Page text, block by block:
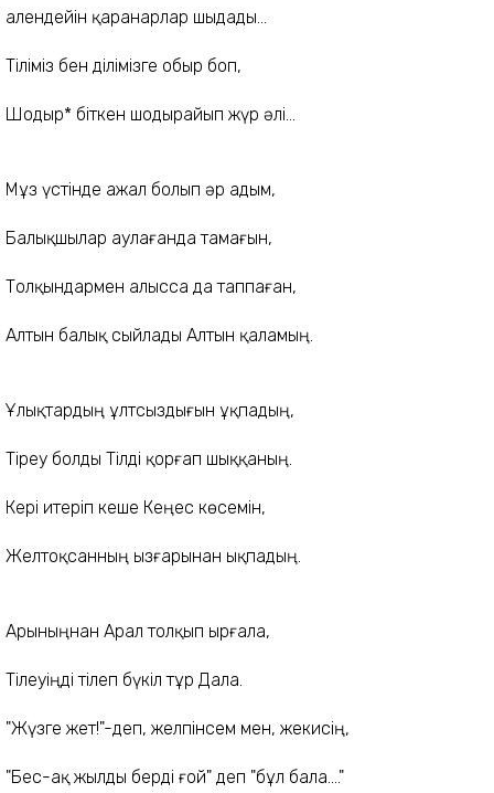
Қалендейін қаранарлар шыдады...
Тіліміз бен ділімізге обыр боп,
Шодыр* біткен шодырайып жүр әлі...
Мұз үстінде ажал болып әр адым,
Балықшылар аулағанда тамағын,
Толқындармен алысса да таппаған,
Алтын балық сыйлады Алтын қаламың.
Ұлықтардың ұлтсыздығын ұқпадың,
Тіреу болды Тілді қорғап шыққаның.
Кері итеріп кеше Кеңес көсемін,
Желтоқсанның ызғарынан ықпадың.
Арыныңнан Арал толқып ырғала,
Тілеуіңді тілеп бүкіл тұр Дала.
"Жүзге жет!"-деп, желпінсем мен, жекисің,
"Бес-ақ жылды берді ғой" деп "бұл бала...."